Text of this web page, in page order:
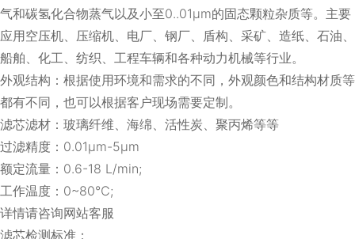
气和碳氢化合物蒸气以及小至0..01μm的固态颗粒杂质等。主要
应用空压机、压缩机、电厂、钢厂、盾构、采矿、造纸、石油、
船舶、化工、纺织、工程车辆和各种动力机械等行业。
外观结构：根据使用环境和需求的不同，外观颜色和结构材质等
都有不同，也可以根据客户现场需要定制。
滤芯滤材：玻璃纤维、海绵、活性炭、聚丙烯等等
过滤精度：0.01μm-5μm
额定流量：0.6-18 L/min;
工作温度：0~80℃;
详情请咨询网站客服
滤芯检测标准：